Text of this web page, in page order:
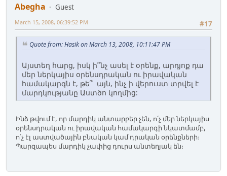
Abegha
Guest
#17
March 15, 2008, 06:39:52 PM
Quote from: Hasik on March 13, 2008, 10:11:47 PM
Այստեղ հարց, իսկ ի՞նչ ասել է օրենք, արդյոք դա
մեր ներկայիս օրենսդրական ու իրավական
համակարգն է, թե՞ այն, ինչ ի վերուստ տրվել է
մարդկությանը Աստծո կողմից:
Ինձ թվում է, որ մարդիկ անտարբեր չեն, ո՛չ մեր ներկայիս
օրենսդրական ու իրավական համակարգի նկատմամբ,
ո՛չ էլ աստվածային բնական կամ դրական օրենքների։
Պարզապես մարդիկ չափից դուրս անտեղյակ են։